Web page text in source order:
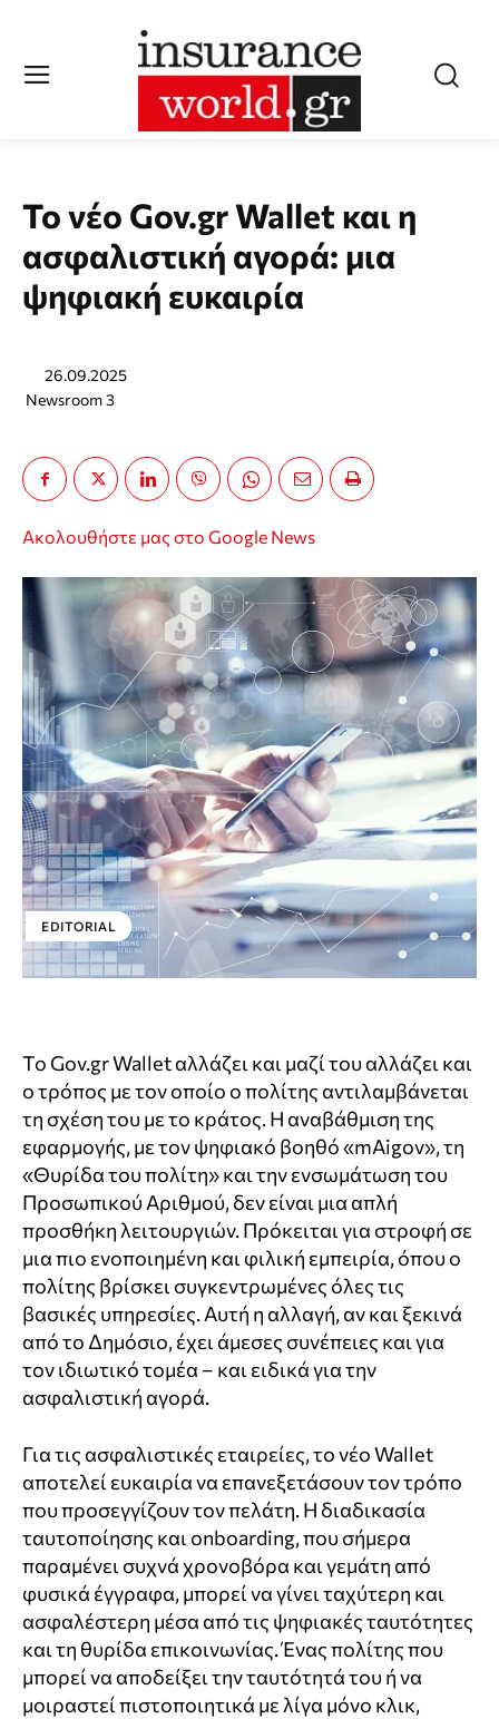
Το νέο Gov.gr Wallet και η
ασφαλιστική αγορά: μια
ψηφιακή ευκαιρία
26.09.2025
Newsroom 3
Ακολουθήστε μας στο Google News
EDITORIAL
Το Gov.gr Wallet αλλάζει και μαζί του αλλάζει και
ο τρόπος με τον οποίο ο πολίτης αντιλαμβάνεται
τη σχέση του με το κράτος. Η αναβάθμιση της
εφαρμογής, με τον ψηφιακό βοηθό «mAigov», τη
«Θυρίδα του πολίτη» και την ενσωμάτωση του
Προσωπικού Αριθμού, δεν είναι μια απλή
προσθήκη λειτουργιών. Πρόκειται για στροφή σε
μια πιο ενοποιημένη και φιλική εμπειρία, όπου ο
πολίτης βρίσκει συγκεντρωμένες όλες τις
βασικές υπηρεσίες. Αυτή η αλλαγή, αν και ξεκινά
από το Δημόσιο, έχει άμεσες συνέπειες και για
τον ιδιωτικό τομέα – και ειδικά για την
ασφαλιστική αγορά.
Για τις ασφαλιστικές εταιρείες, το νέο Wallet
αποτελεί ευκαιρία να επανεξετάσουν τον τρόπο
που προσεγγίζουν τον πελάτη. Η διαδικασία
ταυτοποίησης και onboarding, που σήμερα
παραμένει συχνά χρονοβόρα και γεμάτη από
φυσικά έγγραφα, μπορεί να γίνει ταχύτερη και
ασφαλέστερη μέσα από τις ψηφιακές ταυτότητες
και τη θυρίδα επικοινωνίας. Ένας πολίτης που
μπορεί να αποδείξει την ταυτότητά του ή να
μοιραστεί πιστοποιητικά με λίγα μόνο κλικ,